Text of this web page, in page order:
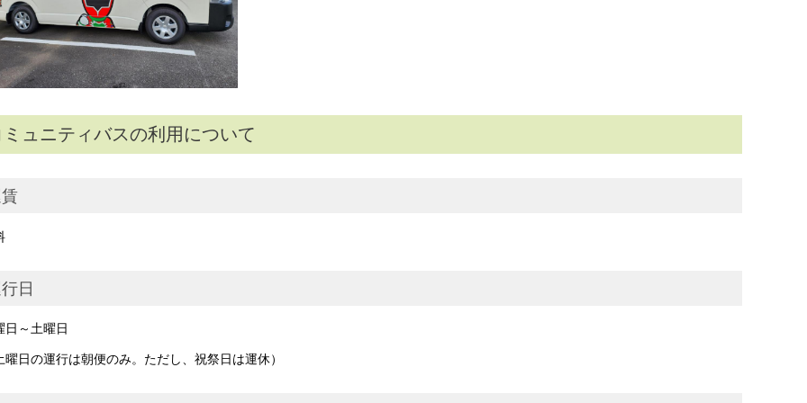
ュニティバスの利用について
日
日～土曜日
曜日の運行は朝便のみ。ただし、祝祭日は運休）